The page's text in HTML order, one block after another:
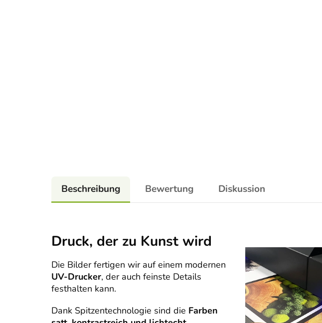
Beschreibung Bewertung Diskussion
Druck, der zu Kunst wird
Die Bilder fertigen wir auf einem modernen
UV-Drucker, der auch feinste Details
festhalten kann.
Dank Spitzentechnologie sind die Farben